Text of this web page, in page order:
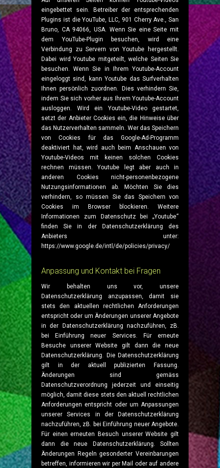
eingebettet sein. Betreiber der entsprechenden
Plugins ist die YouTube, LLC, 901 Cherry Ave., San
Bruno, CA 94066, USA. Wenn Sie eine Seite mit
dem YouTube-Plugin besuchen, wird eine
Verbindung zu Servern von Youtube hergestellt.
Dabei wird Youtube mitgeteilt, welche Seiten Sie
besuchen. Wenn Sie in Ihrem Youtube-Account
eingeloggt sind, kann Youtube das Surfverhalten
Ihnen persönlich zuordnen. Dies verhindern Sie,
indem Sie sich vorher aus Ihrem Youtube-Account
ausloggen. Wird ein Youtube-Video gestartet,
setzt der Anbieter Cookies ein, die Hinweise über
das Nutzerverhalten sammeln. Wer das Speichern
von Cookies für das Google-Ad-Programm
deaktiviert hat, wird auch beim Anschauen von
Youtube-Videos mit keinen solchen Cookies
rechnen müssen. Youtube legt aber auch in
anderen Cookies nicht-personenbezogene
Nutzungsinformationen ab. Möchten Sie dies
verhindern, so müssen Sie das Speichern von
Cookies im Browser blockieren. Weitere
Informationen zum Datenschutz bei „Youtube“
finden Sie in der Datenschutzerklärung des
Anbieters unter:
https://www.google.de/intl/de/policies/privacy/
Anpassung und Kontakt bei Fragen
Wir behalten uns vor, unsere
Datenschutzerklärung anzupassen, damit sie
stets den aktuellen rechtlichen Anforderungen
entspricht oder um Änderungen unserer Angebote
in der Datenschutzerklärung nachzuführen, zB.
bei Einführung neuer Services. Für erneute
Besuche unserer Website gilt dann die neue
Datenschutzerklärung. Die Datenschutzerklärung
gilt in der aktuell publizierten Fassung.
Änderungen sind gemäss
Datenschutzverordnung jederzeit und einseitig
möglich, damit diese stets den aktuell rechtlichen
Anforderungen entspricht oder um Anpassungen
unserer Services in der Datenschutzerklärung
nachzuführen, zB. bei Einführung neuer Angebote.
Für einen erneuten Besuch unserer Website gilt
dann die neue Datenschutzerklärung. Sollten
Änderungen Regeln gesonderter Vereinbarungen
betreffen, informieren wir per Mail oder auf andere